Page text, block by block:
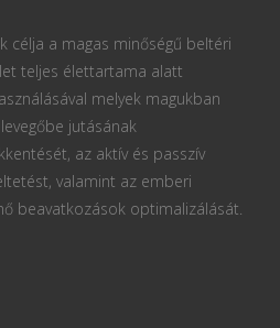
célja a magas minőségű beltéri
teljes élettartama alatt
melyek magukban
jutásának
az aktív és passzív
valamint az emberi
beavatkozások optimalizálását.